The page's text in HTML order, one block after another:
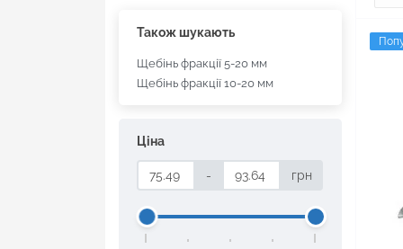
Також шукають
Щебінь фракції 5-20 мм
Щебінь фракції 10-20 мм
Ціна
- грн